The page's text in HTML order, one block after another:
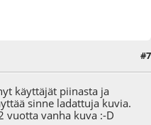
- klo:08:13 käyttäjältä Laurentius#7
käyttäjät piinasta ja
sinne ladattuja kuvia.
vuotta vanha kuva :-D